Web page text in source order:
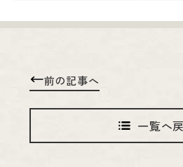
前の記事へ
一覧へ